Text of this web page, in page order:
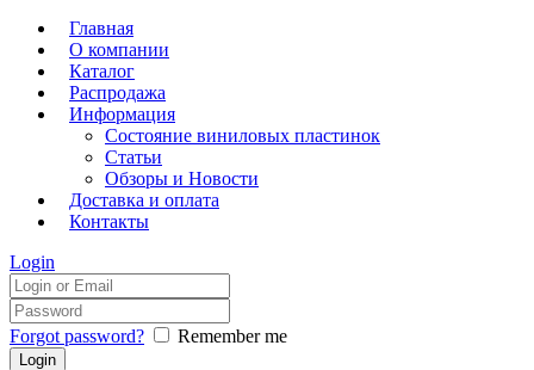
Главная
О компании
Каталог
Распродажа
Информация
Состояние виниловых пластинок
Статьи
Обзоры и Новости
Доставка и оплата
Контакты
Login
Forgot password? Remember me